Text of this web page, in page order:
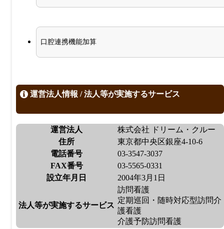
口腔連携機能加算
運営法人情報 / 法人等が実施するサービス
運営法人
株式会社 ドリーム・クルー
住所
東京都中央区銀座4-10-6
電話番号
03-3547-3037
FAX番号
03-5565-0331
設立年月日
2004年3月1日
法人等が実施するサービス
訪問看護
定期巡回・随時対応型訪問介
護看護
介護予防訪問看護